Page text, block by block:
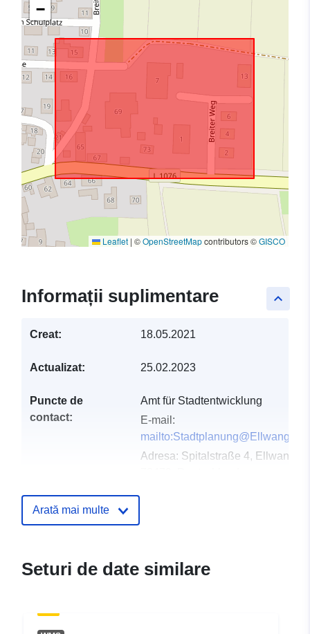
−
Leaflet | ©OpenStreetMapcontributors ©GISCO
keyboard_arrow_up
Informații suplimentare
Creat: 18.05.2021
Actualizat: 25.02.2023
Puncte de
contact:
Amt für Stadtentwicklung
E-mail:
Adresa: Spitalstraße 4, Ellwangen,
2026
Arată mai multe
Seturi de date similare